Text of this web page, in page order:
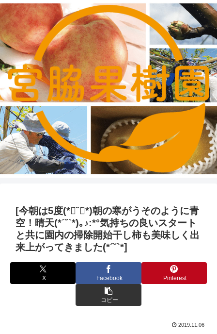
[今朝は5度(*ฅ́˘ฅ̀*)朝の寒がうそのように青
空！晴天(*ˊ˘ˋ*)｡♪:*°気持ちの良いスタート
と共に園内の掃除開始干し柿も美味しく出
来上がってきました(*´˘`*]
X Facebook Pinterest
コピー
2019.11.06